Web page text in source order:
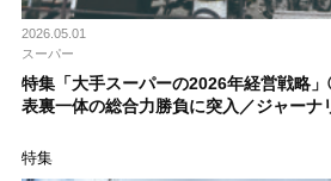
2026.05.01
スーパー
特集「大手スーパーの2026年経営戦略
表裏一体の総合力勝負に突入／ジャーナ
特集